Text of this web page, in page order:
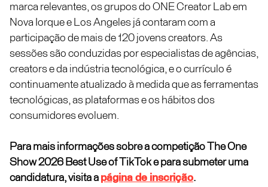
marca relevantes, os grupos do ONE Creator Lab em
Nova Iorque e Los Angeles já contaram com a
participação de mais de 120 jovens creators. As
sessões são conduzidas por especialistas de agências,
creators e da indústria tecnológica, e o currículo é
continuamente atualizado à medida que as ferramentas
tecnológicas, as plataformas e os hábitos dos
consumidores evoluem.
Para mais informações sobre a competição The One
Show 2026 Best Use of TikTok e para submeter uma
candidatura, visita a página de inscrição.